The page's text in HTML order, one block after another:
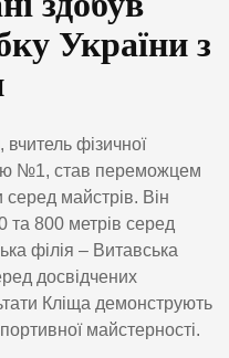
України з
фізичної
№1, став переможцем
серед майстрів. Він
та 800 метрів серед
філія – Витавська
досвідчених
Кліща демонструють
майстерності.